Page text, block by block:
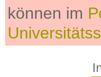
können im